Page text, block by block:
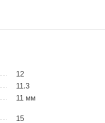
12
11.3
11 мм
15